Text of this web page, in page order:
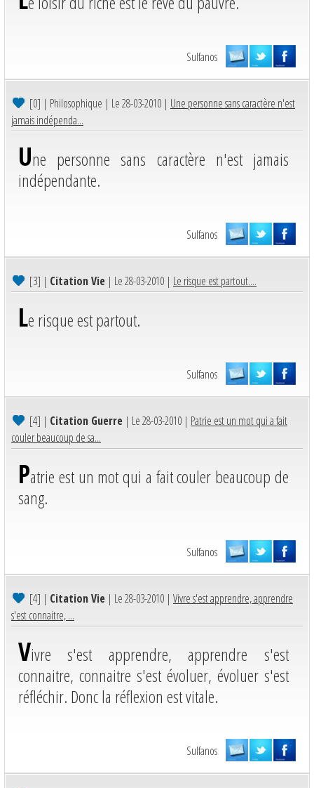
Sulfanos
[0] | Philosophique | Le 28-03-2010 | Une personne sans caractère n'est
jamais indépenda...
Une personne sans caractère n'est jamais
indépendante.
Sulfanos
[3] | Citation Vie | Le 28-03-2010 | Le risque est partout....
Le risque est partout.
Sulfanos
[4] | Citation Guerre | Le 28-03-2010 | Patrie est un mot qui a fait
couler beaucoup de sa...
Patrie est un mot qui a fait couler beaucoup de
sang.
Sulfanos
[4] | Citation Vie | Le 28-03-2010 | Vivre s'est apprendre, apprendre
s'est connaitre, ...
Vivre s'est apprendre, apprendre s'est
connaitre, connaitre s'est évoluer, évoluer s'est
réfléchir. Donc la réflexion est vitale.
Sulfanos